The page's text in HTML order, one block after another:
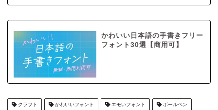
かわいい日本語の手書きフリー
フォント30選【商用可】
クラフト かわいいフォント エモいフォント ボールペン